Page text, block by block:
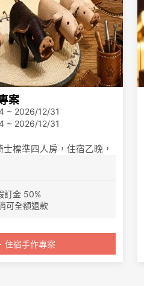
案
~ 2026/12/31
~ 2026/12/31
標準四人房，住宿乙晚，
士豪華雙人房提供一組，騎
兩組。
四 / 旺日：周五、周日 /假
訂金 50%
可全額退款
住宿手作專案